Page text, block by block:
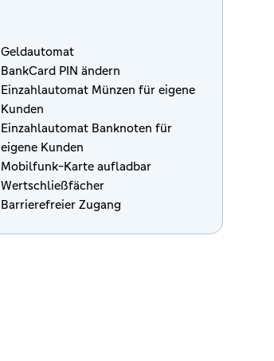
Geldautomat
BankCard PIN ändern
Einzahlautomat Münzen für eigene
Kunden
Einzahlautomat Banknoten für
eigene Kunden
Mobilfunk-Karte aufladbar
Wertschließfächer
Barrierefreier Zugang